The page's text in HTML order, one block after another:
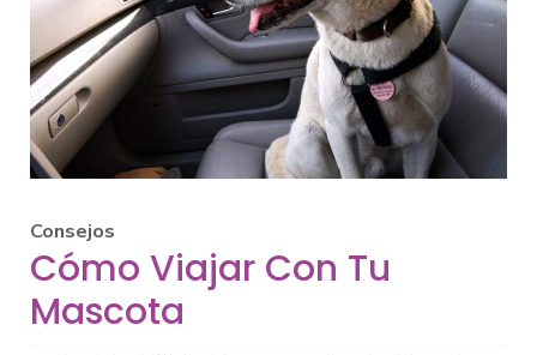
Consejos
Cómo Viajar Con Tu
Mascota